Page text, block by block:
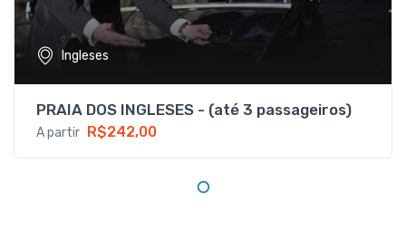
Ingleses
PRAIA DOS INGLESES - (até 3 passageiros)
A partir R$242,00